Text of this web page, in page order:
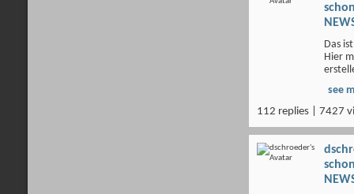
Das
Hier
see
112 replies | 7427